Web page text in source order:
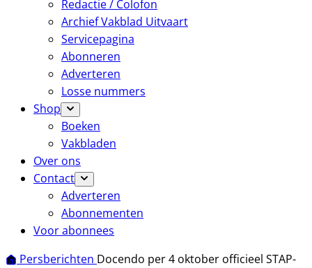
Redactie / Colofon
Archief Vakblad Uitvaart
Servicepagina
Abonneren
Adverteren
Losse nummers
Shop
Boeken
Vakbladen
Over ons
Contact
Adverteren
Abonnementen
Voor abonnees
Persberichten Docendo per 4 oktober officieel STAP-